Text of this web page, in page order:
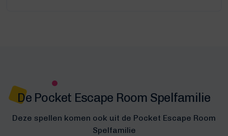
De Pocket Escape Room Spelfamilie
Deze spellen komen ook uit de Pocket Escape Room
Spelfamilie